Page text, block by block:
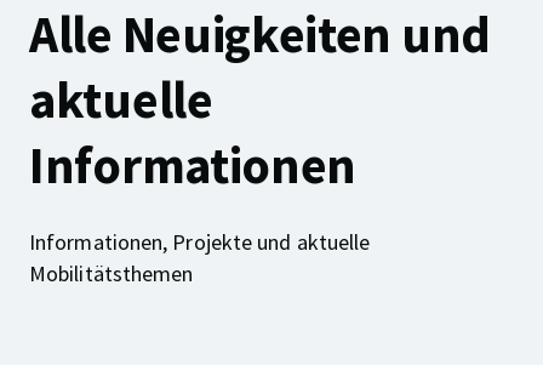
Alle Neuigkeiten und
aktuelle
Informationen
Informationen, Projekte und aktuelle
Mobilitätsthemen